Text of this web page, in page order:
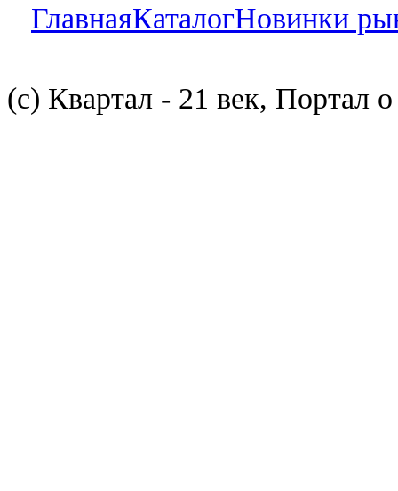
ГлавнаяКаталогНовинки
(с) Квартал - 21 век, Портал